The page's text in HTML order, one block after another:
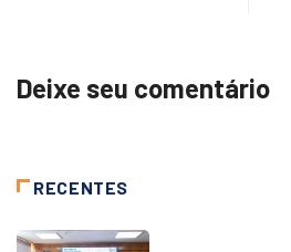
Deixe seu comentário
RECENTES